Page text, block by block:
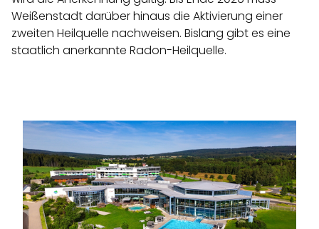
Weißenstadt darüber hinaus die Aktivierung einer
zweiten Heilquelle nachweisen. Bislang gibt es eine
staatlich anerkannte Radon-Heilquelle.